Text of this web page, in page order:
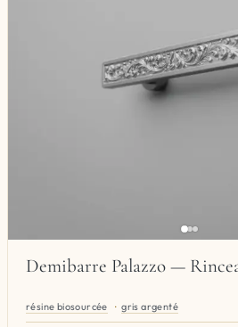
Demibarre Palazzo —
résine biosourcée gris argenté